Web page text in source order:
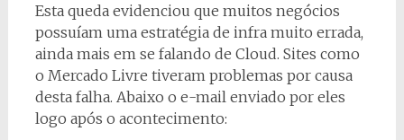
Esta queda evidenciou que muitos negócios
possuíam uma estratégia de infra muito errada,
ainda mais em se falando de Cloud. Sites como
o Mercado Livre tiveram problemas por causa
desta falha. Abaixo o e-mail enviado por eles
logo após o acontecimento: